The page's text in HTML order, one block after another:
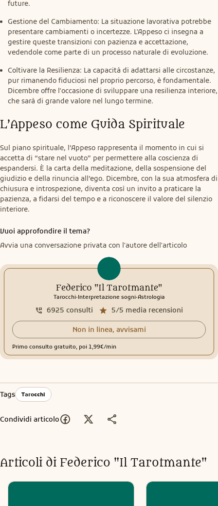
future.
Gestione del Cambiamento: La situazione lavorativa potrebbe
presentare cambiamenti o incertezze. L'Appeso ci insegna a
gestire queste transizioni con pazienza e accettazione,
vedendole come parte di un processo naturale di evoluzione.
Coltivare la Resilienza: La capacità di adattarsi alle circostanze,
pur rimanendo fiduciosi nel proprio percorso, è fondamentale.
Dicembre offre l'occasione di sviluppare una resilienza interiore,
che sarà di grande valore nel lungo termine.
L’Appeso come Guida Spirituale
Sul piano spirituale, l’Appeso rappresenta il momento in cui si
accetta di “stare nel vuoto” per permettere alla coscienza di
espandersi. È la carta della meditazione, della sospensione del
giudizio e della rinuncia all’ego. Dicembre, con la sua atmosfera di
chiusura e introspezione, diventa così un invito a praticare la
pazienza, a fidarsi del tempo e a riconoscere il valore del silenzio
interiore.
Vuoi approfondire il tema?
Avvia una conversazione privata con l'autore dell'articolo
Federico "Il Tarotmante"
Tarocchi.Interpretazione sogni.Astrologia
5/5 media recensioni
6925 consulti
Non in linea, avvisami
Primo consulto gratuito, poi 1,99€/min
Tags Tarocchi
Condividi articolo
Articoli di Federico "Il Tarotmante"